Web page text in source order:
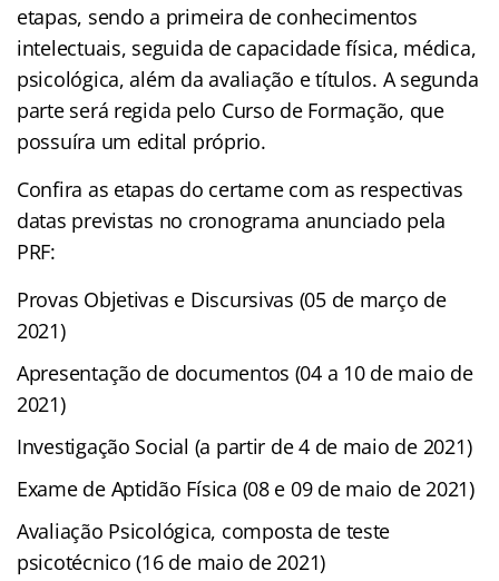
etapas, sendo a primeira de conhecimentos
intelectuais, seguida de capacidade física, médica,
psicológica, além da avaliação e títulos. A segunda
parte será regida pelo Curso de Formação, que
possuíra um edital próprio.
Confira as etapas do certame com as respectivas
datas previstas no cronograma anunciado pela
PRF:
Provas Objetivas e Discursivas (05 de março de
2021)
Apresentação de documentos (04 a 10 de maio de
2021)
Investigação Social (a partir de 4 de maio de 2021)
Exame de Aptidão Física (08 e 09 de maio de 2021)
Avaliação Psicológica, composta de teste
psicotécnico (16 de maio de 2021)